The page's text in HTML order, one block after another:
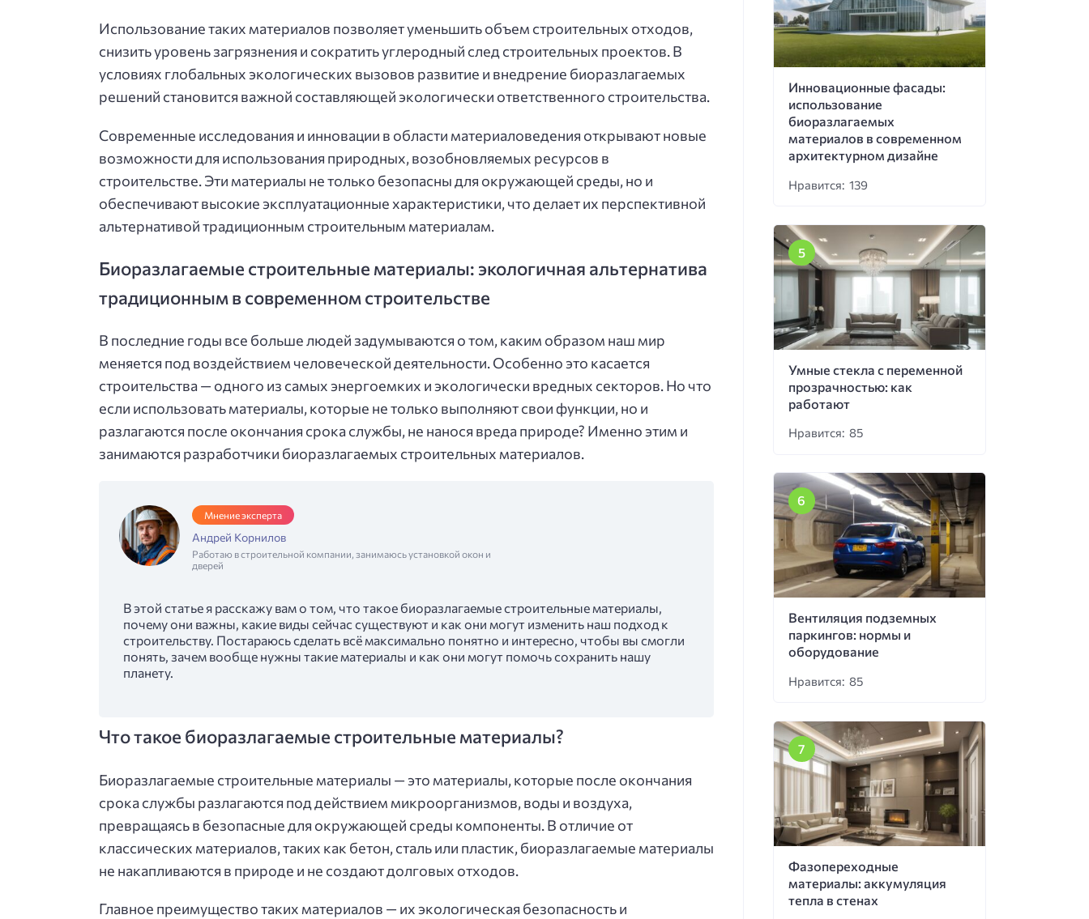
Использование таких материалов позволяет уменьшить объем строительных отходов,
снизить уровень загрязнения и сократить углеродный след строительных проектов. В
условиях глобальных экологических вызовов развитие и внедрение биоразлагаемых
решений становится важной составляющей экологически ответственного строительства.
Современные исследования и инновации в области материаловедения открывают новые
возможности для использования природных, возобновляемых ресурсов в
строительстве. Эти материалы не только безопасны для окружающей среды, но и
обеспечивают высокие эксплуатационные характеристики, что делает их перспективной
альтернативой традиционным строительным материалам.
Биоразлагаемые строительные материалы: экологичная альтернатива
традиционным в современном строительстве
В последние годы все больше людей задумываются о том, каким образом наш мир
меняется под воздействием человеческой деятельности. Особенно это касается
строительства — одного из самых энергоемких и экологически вредных секторов. Но что
если использовать материалы, которые не только выполняют свои функции, но и
разлагаются после окончания срока службы, не нанося вреда природе? Именно этим и
занимаются разработчики биоразлагаемых строительных материалов.
Мнение эксперта
Андрей Корнилов
Работаю в строительной компании, занимаюсь установкой окон и
дверей
В этой статье я расскажу вам о том, что такое биоразлагаемые строительные материалы,
почему они важны, какие виды сейчас существуют и как они могут изменить наш подход к
строительству. Постараюсь сделать всё максимально понятно и интересно, чтобы вы смогли
понять, зачем вообще нужны такие материалы и как они могут помочь сохранить нашу
планету.
Что такое биоразлагаемые строительные материалы?
Биоразлагаемые строительные материалы — это материалы, которые после окончания
срока службы разлагаются под действием микроорганизмов, воды и воздуха,
превращаясь в безопасные для окружающей среды компоненты. В отличие от
классических материалов, таких как бетон, сталь или пластик, биоразлагаемые материалы
не накапливаются в природе и не создают долговых отходов.
Главное преимущество таких материалов — их экологическая безопасность и
Инновационные фасады:
использование
биоразлагаемых
материалов в современном
архитектурном дизайне
Нравится: 139
Умные стекла с переменной
прозрачностью: как
работают
Нравится: 85
Вентиляция подземных
паркингов: нормы и
оборудование
Нравится: 85
Фазопереходные
материалы: аккумуляция
тепла в стенах